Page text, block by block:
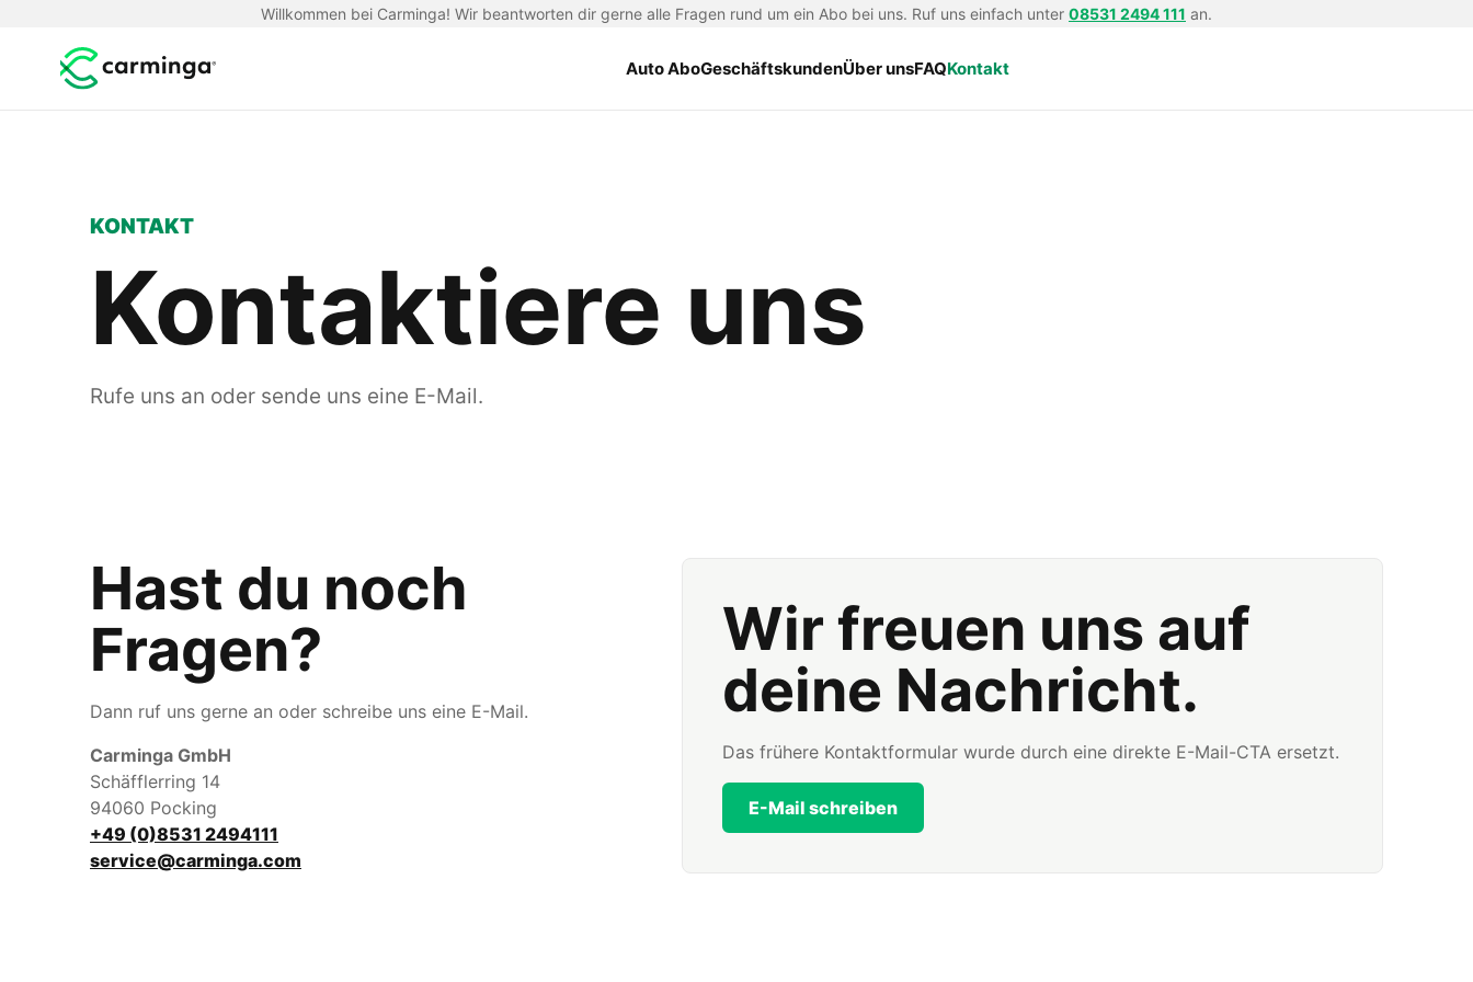
Willkommen bei Carminga! Wir beantworten dir gerne alle Fragen rund um ein Abo bei uns. Ruf uns einfach unter 08531 2494 111 an.
Auto AboGeschäftskundenÜber unsFAQKontakt
KONTAKT
Kontaktiere uns
Rufe uns an oder sende uns eine E-Mail.
Hast du noch
Fragen?
Dann ruf uns gerne an oder schreibe uns eine E-Mail.
Carminga GmbH
Schäfflerring 14
94060 Pocking
+49 (0)8531 2494111
service@carminga.com
Wir freuen uns auf
deine Nachricht.
Das frühere Kontaktformular wurde durch eine direkte E-Mail-CTA ersetzt.
E-Mail schreiben